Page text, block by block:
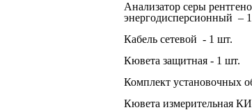
Анализатор серы
энергодисперсионный –
Кабель сетевой - 1 шт.
Кювета защитная - 1 шт.
Комплект установочных
Кювета измерительная